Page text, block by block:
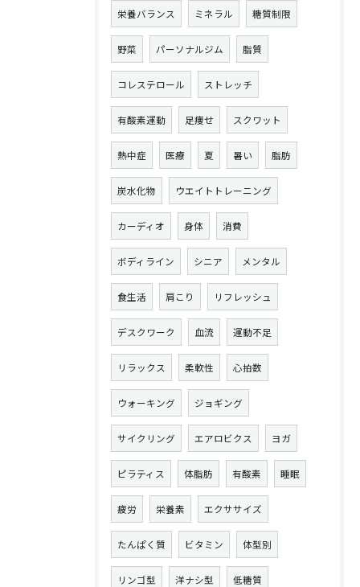
栄養バランス ミネラル 糖質制限
野菜 パーソナルジム 脂質
コレステロール ストレッチ
有酸素運動 足痩せ スクワット
熱中症 医療 夏 暑い 脂肪
炭水化物 ウエイトトレーニング
カーディオ 身体 消費
ボディライン シニア メンタル
食生活 肩こり リフレッシュ
デスクワーク 血流 運動不足
リラックス 柔軟性 心拍数
ウォーキング ジョギング
サイクリング エアロビクス ヨガ
ピラティス 体脂肪 有酸素 睡眠
疲労 栄養素 エクササイズ
たんぱく質 ビタミン 体型別
リンゴ型 洋ナシ型 低糖質